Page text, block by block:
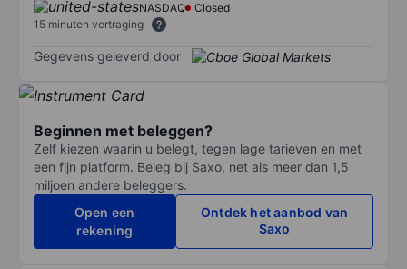
NASDAQ
Closed
15 minuten vertraging
Gegevens geleverd door
Beginnen met beleggen?
Zelf kiezen waarin u belegt, tegen lage tarieven en met
een fijn platform. Beleg bij Saxo, net als meer dan 1,5
miljoen andere beleggers.
Open een
rekening
Ontdek het aanbod van
Saxo